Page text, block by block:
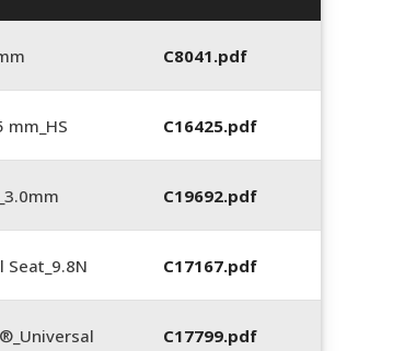
C8041.pdf
mm_HS C16425.pdf
C19692.pdf
Seat_9.8N C17167.pdf
C17799.pdf